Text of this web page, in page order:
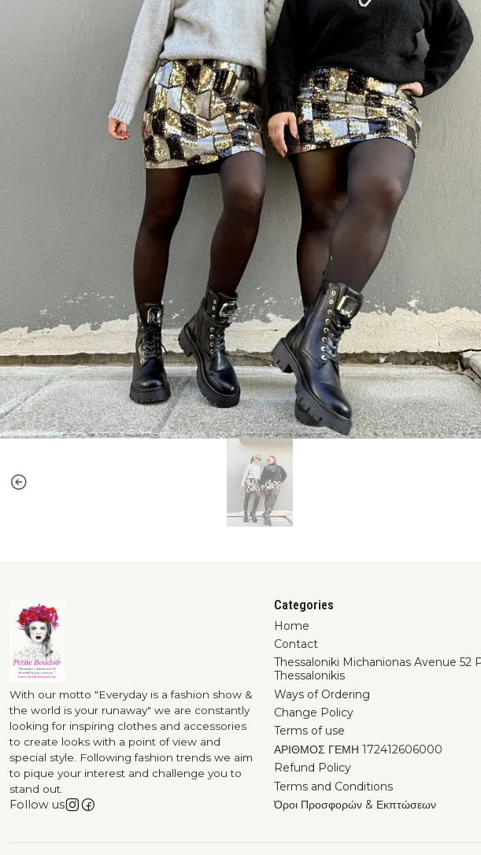
With our motto "Everyday is a fashion show &
the world is your runaway" we are constantly
looking for inspiring clothes and accessories
to create looks with a point of view and
special style. Following fashion trends we aim
to pique your interest and challenge you to
stand out.
Follow us
Categories
Home
Contact
Thessaloniki Michanionas Avenue 52
Thessalonikis
Ways of Ordering
Change Policy
Terms of use
ΑΡΙΘΜΟΣ ΓΕΜΗ 172412606000
Refund Policy
Terms and Conditions
Όροι Προσφορών & Εκπτώσεων